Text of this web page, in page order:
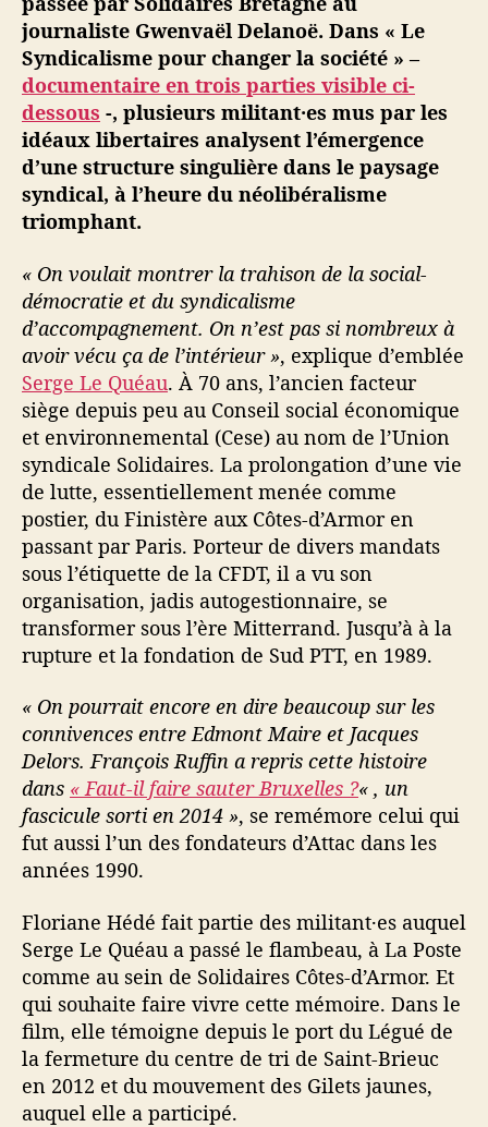
o
u
r
c
h
a
n
l
s
o
c
i
t
é
»
,
5
0
a
s
d
l
u
t
t
e
p
a
r
S
o
d
journaliste Gwenvaël Delanoë. Dans « Le
Syndicalisme pour changer la société » –
documentaire en trois parties visible ci-
dessous -, plusieurs militant·es mus par les
idéaux libertaires analysent l’émergence
d’une structure singulière dans le paysage
syndical, à l’heure du néolibéralisme
triomphant.
« On voulait montrer la trahison de la social-
démocratie et du syndicalisme
d’accompagnement. On n’est pas si nombreux à
avoir vécu ça de l’intérieur », explique d’emblée
Serge Le Quéau. À 70 ans, l’ancien facteur
siège depuis peu au Conseil social économique
et environnemental (Cese) au nom de l’Union
syndicale Solidaires. La prolongation d’une vie
de lutte, essentiellement menée comme
postier, du Finistère aux Côtes-d’Armor en
passant par Paris. Porteur de divers mandats
sous l’étiquette de la CFDT, il a vu son
organisation, jadis autogestionnaire, se
transformer sous l’ère Mitterrand. Jusqu’à à la
rupture et la fondation de Sud PTT, en 1989.
« On pourrait encore en dire beaucoup sur les
connivences entre Edmont Maire et Jacques
Delors. François Ruffin a repris cette histoire
dans « Faut-il faire sauter Bruxelles ?« , un
fascicule sorti en 2014 », se remémore celui qui
fut aussi l’un des fondateurs d’Attac dans les
années 1990.
Floriane Hédé fait partie des militant·es auquel
Serge Le Quéau a passé le flambeau, à La Poste
comme au sein de Solidaires Côtes-d’Armor. Et
qui souhaite faire vivre cette mémoire. Dans le
film, elle témoigne depuis le port du Légué de
la fermeture du centre de tri de Saint-Brieuc
en 2012 et du mouvement des Gilets jaunes,
auquel elle a participé.